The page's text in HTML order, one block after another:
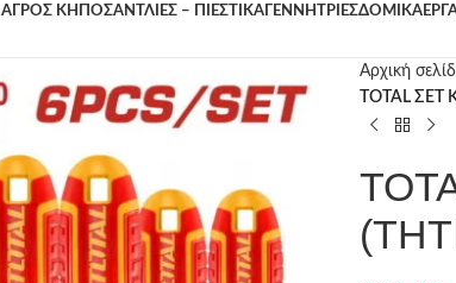
ΑΓΡΟΣ ΚΗΠΟΣΑΝΤΛΙΕΣ – ΠΙΕΣΤΙΚΑ ΓΕΝΝΗΤΡΙΕΣΔΟΜΙΚΑ
Αρχική
TOTAL